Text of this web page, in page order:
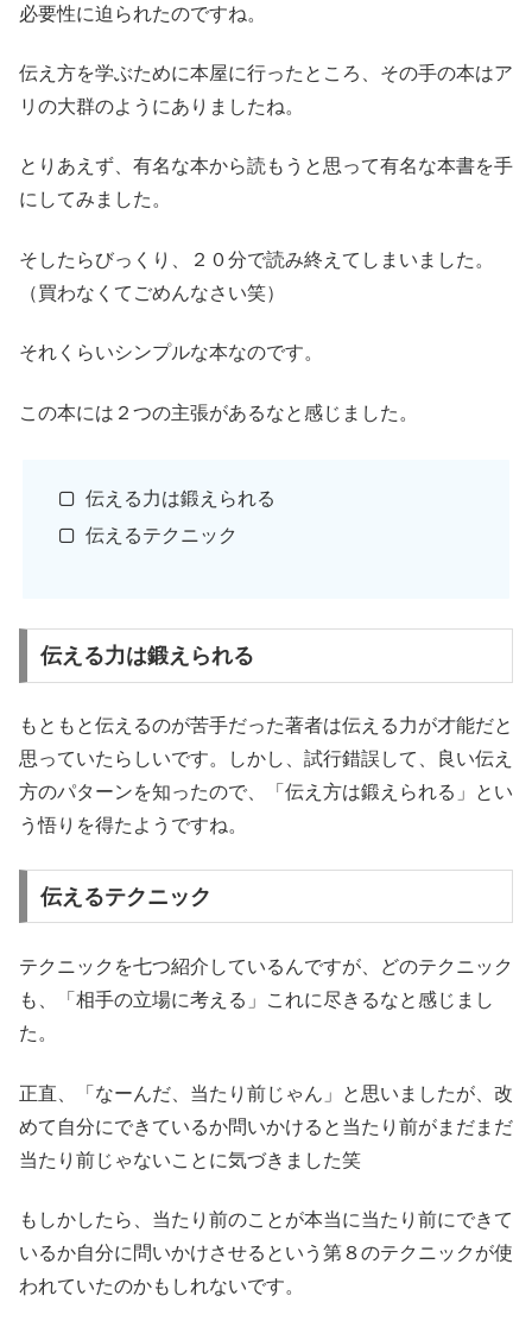
必要性に迫られたのですね。
伝え方を学ぶために本屋に行ったところ、その手の本はア
リの大群のようにありましたね。
とりあえず、有名な本から読もうと思って有名な本書を手
にしてみました。
そしたらびっくり、２０分で読み終えてしまいました。
（買わなくてごめんなさい笑）
それくらいシンプルな本なのです。
この本には２つの主張があるなと感じました。
伝える力は鍛えられる
伝えるテクニック
伝える力は鍛えられる
もともと伝えるのが苦手だった著者は伝える力が才能だと
思っていたらしいです。しかし、試行錯誤して、良い伝え
方のパターンを知ったので、「伝え方は鍛えられる」とい
う悟りを得たようですね。
伝えるテクニック
テクニックを七つ紹介しているんですが、どのテクニック
も、「相手の立場に考える」これに尽きるなと感じまし
た。
正直、「なーんだ、当たり前じゃん」と思いましたが、改
めて自分にできているか問いかけると当たり前がまだまだ
当たり前じゃないことに気づきました笑
もしかしたら、当たり前のことが本当に当たり前にできて
いるか自分に問いかけさせるという第８のテクニックが使
われていたのかもしれないです。